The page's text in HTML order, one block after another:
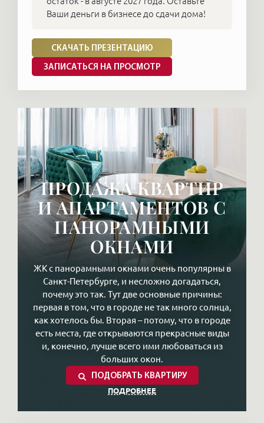
Ваши деньги в бизнесе до сдачи дома!
СКАЧАТЬ ПРЕЗЕНТАЦИЮ
ЗАПИСАТЬСЯ НА ПРОСМОТР
ПРОДАЖА КВАРТИР
И АПАРТАМЕНТОВ С
ПАНОРАМНЫМИ
ОКНАМИ
ЖК с панорамными окнами очень популярны в
Санкт-Петербурге, и несложно догадаться,
почему это так. Тут две основные причины:
первая в том, что в городе не так много солнца,
как хотелось бы. Вторая – потому, что в городе
есть места, где открываются прекрасные виды
и, конечно, лучше всего ими любоваться из
больших окон.
ПОДОБРАТЬ КВАРТИРУ
ПОДРОБНЕЕ